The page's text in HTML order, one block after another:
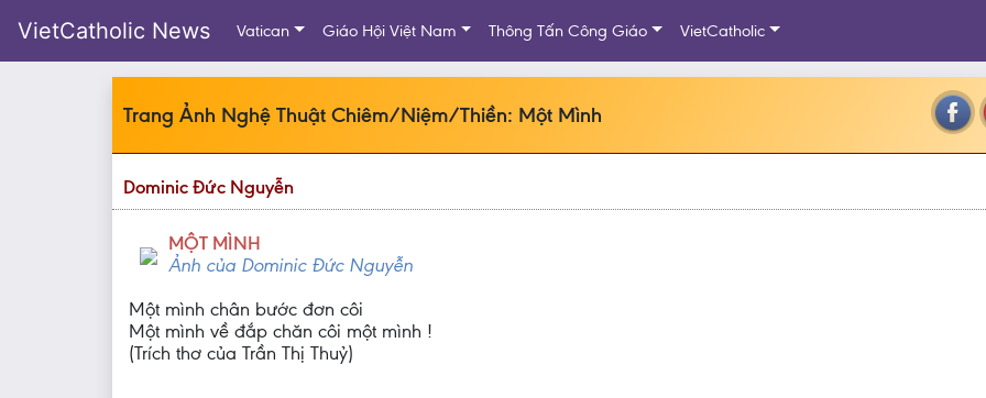
VietCatholic News Vatican Giáo Hội Việt Nam Thông Tấn Công Giáo VietCatholic
Trang Ảnh Nghệ Thuật Chiêm/Niệm/Thiền: Một Mình
Dominic Đức Nguyễn
MỘT MÌNH
Ảnh của Dominic Đức Nguyễn
Một mình chân bước đơn côi
Một mình về đắp chăn côi một mình !
(Trích thơ của Trần Thị Thuỷ)